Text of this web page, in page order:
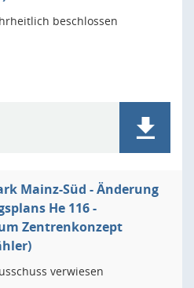
beschlossen
Mainz-Süd - Änderung
He 116 -
Zentrenkonzept
verwiesen